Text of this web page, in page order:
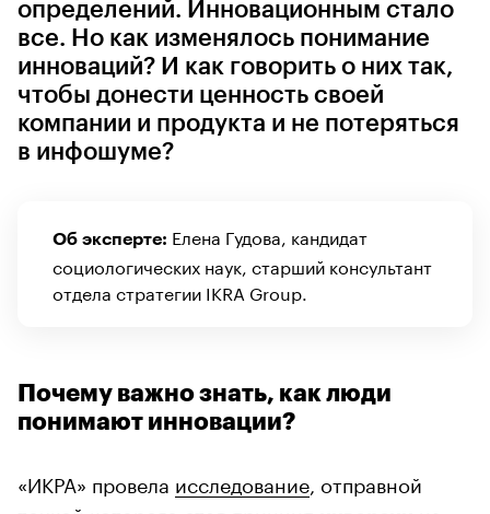
определений. Инновационным стало
все. Но как изменялось понимание
инноваций? И как говорить о них так,
чтобы донести ценность своей
компании и продукта и не потеряться
в инфошуме?
Об эксперте: Елена Гудова, кандидат
социологических наук, старший консультант
отдела стратегии IKRA Group.
Почему важно знать, как люди
понимают инновации?
«ИКРА» провела исследование , отправной